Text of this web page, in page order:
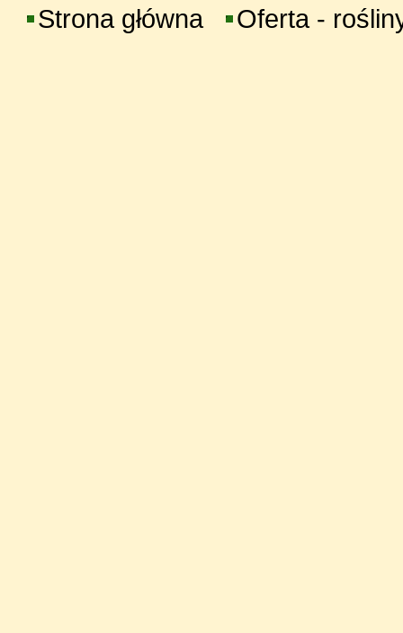
Strona główna
Oferta -